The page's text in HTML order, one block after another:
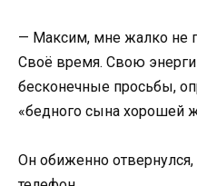
— Максим, мне жалко не
Своё время. Свою
бесконечные просьбы,
«бедного сына хорошей
Он обиженно отвернулся,